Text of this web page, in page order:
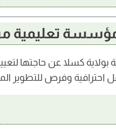
تعليمية
بولاية كسلا عن حاجتها
احترافية وفرص للتطوير